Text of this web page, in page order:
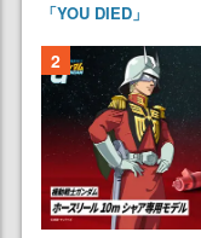
「YOU DIED」
2